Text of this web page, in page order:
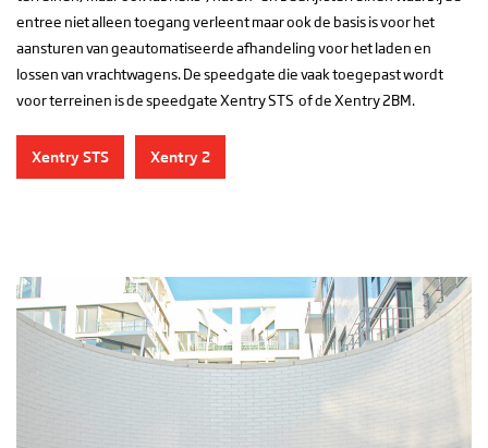
entree niet alleen toegang verleent maar ook de basis is voor het
aansturen van geautomatiseerde afhandeling voor het laden en
lossen van vrachtwagens. De speedgate die vaak toegepast wordt
voor terreinen is de speedgate Xentry STS of de Xentry 2BM.
Xentry STS Xentry 2